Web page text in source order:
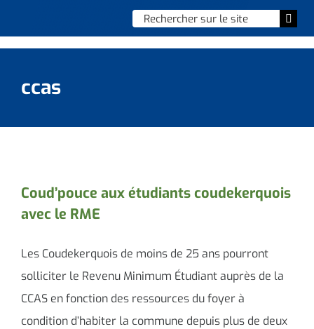
Chercher
:
Vie municipale
Culture et loisirs
Social & solidarité
Contacter le maire
ccas
Coud’pouce aux étudiants coudekerquois
avec le RME
Les Coudekerquois de moins de 25 ans pourront
solliciter le Revenu Minimum Étudiant auprès de la
CCAS en fonction des ressources du foyer à
condition d’habiter la commune depuis plus de deux